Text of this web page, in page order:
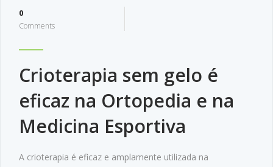
0
Comments
Crioterapia sem gelo é
eficaz na Ortopedia e na
Medicina Esportiva
A crioterapia é eficaz e amplamente utilizada na